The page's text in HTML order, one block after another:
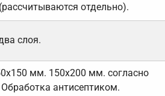
отдельно).
слоя.
мм. 150х200 мм. согласно
антисептиком.